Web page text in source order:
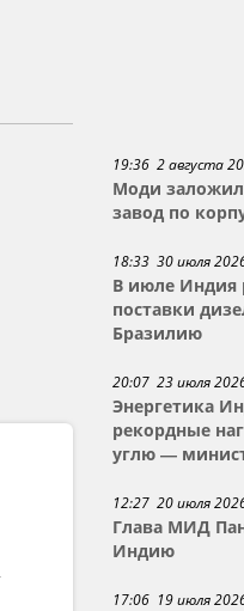
19:36 2 августа
Моди
завод по
18:33 30 июля
В июле Индия
поставки
Бразилию
20:07 23 июля
Энергетика
рекордные
углю —
12:27 20 июля
Глава МИД
Индию
17:06 19 июля